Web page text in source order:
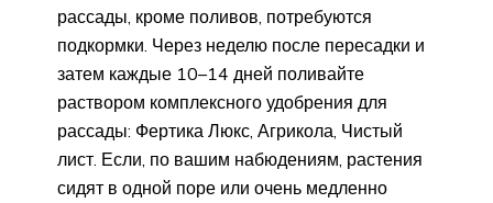
рассады, кроме поливов, потребуются
подкормки. Через неделю после пересадки и
затем каждые 10–14 дней поливайте
раствором комплексного удобрения для
рассады: Фертика Люкс, Агрикола, Чистый
лист. Если, по вашим набюдениям, растения
сидят в одной поре или очень медленно